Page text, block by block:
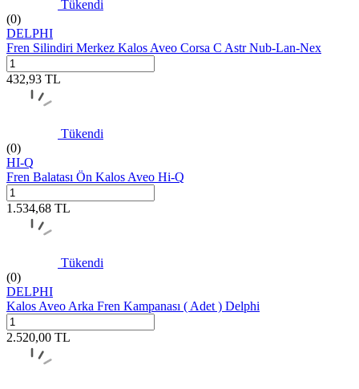
Tükendi
(0)
DELPHI
Fren Silindiri Merkez Kalos Aveo Corsa C Astr Nub-Lan-Nex
432,93 TL
Tükendi
(0)
HI-Q
Fren Balatası Ön Kalos Aveo Hi-Q
1.534,68 TL
Tükendi
(0)
DELPHI
Kalos Aveo Arka Fren Kampanası ( Adet ) Delphi
2.520,00 TL